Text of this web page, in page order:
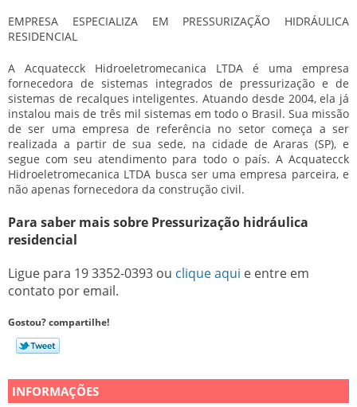
EMPRESA ESPECIALIZA EM PRESSURIZAÇÃO HIDRÁULICA
RESIDENCIAL
A Acquatecck Hidroeletromecanica LTDA é uma empresa
fornecedora de sistemas integrados de pressurização e de
sistemas de recalques inteligentes. Atuando desde 2004, ela já
instalou mais de três mil sistemas em todo o Brasil. Sua missão
de ser uma empresa de referência no setor começa a ser
realizada a partir de sua sede, na cidade de Araras (SP), e
segue com seu atendimento para todo o país. A Acquatecck
Hidroeletromecanica LTDA busca ser uma empresa parceira, e
não apenas fornecedora da construção civil.
Para saber mais sobre Pressurização hidráulica
residencial
Ligue para 19 3352-0393 ou clique aqui e entre em
contato por email.
Gostou? compartilhe!
INFORMAÇÕES